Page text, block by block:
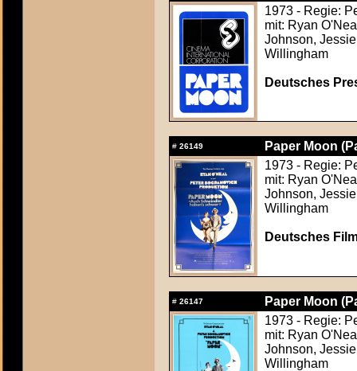
1973 - Regie:
mit: Ryan
Johnson,
Willingham
Deutsches
# 26149
Paper Moon
1973 - Regie:
mit: Ryan
Johnson,
Willingham
Deutsches
# 26147
Paper Moon
1973 - Regie:
mit: Ryan
Johnson,
Willingham